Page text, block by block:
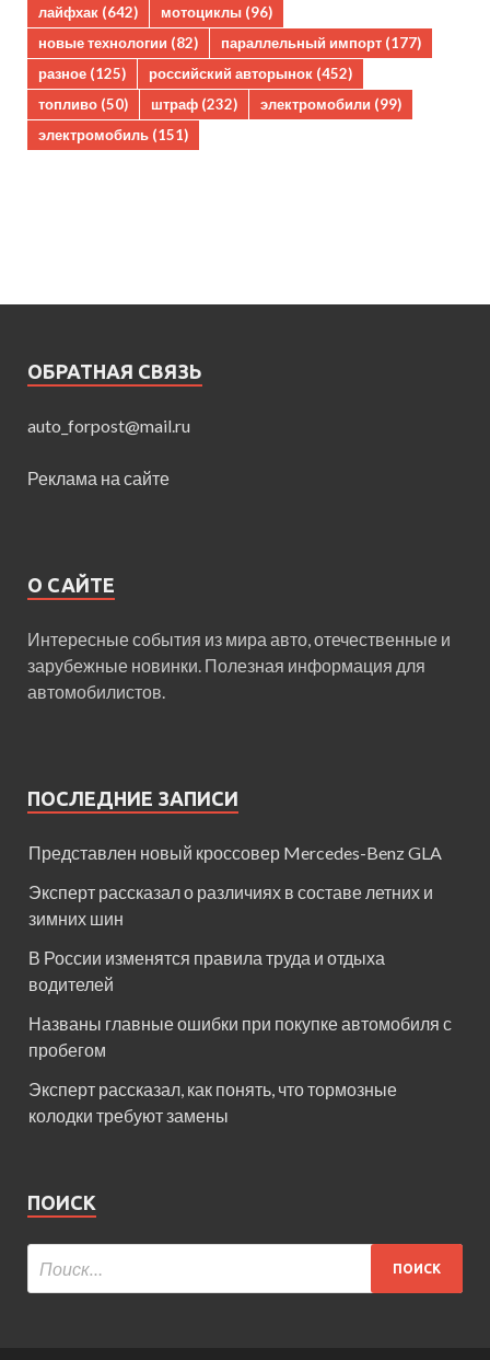
лайфхак (642) мотоциклы (96)
новые технологии (82) параллельный импорт (177)
разное (125) российский авторынок (452)
топливо (50) штраф (232) электромобили (99)
электромобиль (151)
ОБРАТНАЯ СВЯЗЬ
auto_forpost@mail.ru
Реклама на сайте
О САЙТЕ
Интересные события из мира авто, отечественные и
зарубежные новинки. Полезная информация для
автомобилистов.
ПОСЛЕДНИЕ ЗАПИСИ
Представлен новый кроссовер Mercedes-Benz GLA
Эксперт рассказал о различиях в составе летних и
зимних шин
В России изменятся правила труда и отдыха
водителей
Названы главные ошибки при покупке автомобиля с
пробегом
Эксперт рассказал, как понять, что тормозные
колодки требуют замены
ПОИСК